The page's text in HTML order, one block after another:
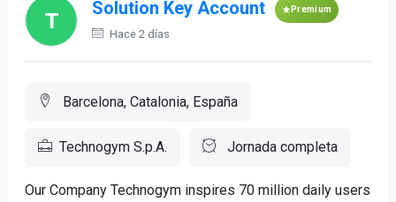
Solution Key Account Premium
Hace 2 días
Barcelona, Catalonia, España
Technogym S.p.A. Jornada completa
Our Company Technogym inspires 70 million daily users